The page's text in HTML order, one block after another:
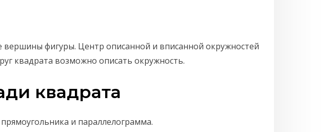
фигуры. Центр описанной и вписанной окружностей
квадрата возможно описать окружность.
квадрата
и параллелограмма.